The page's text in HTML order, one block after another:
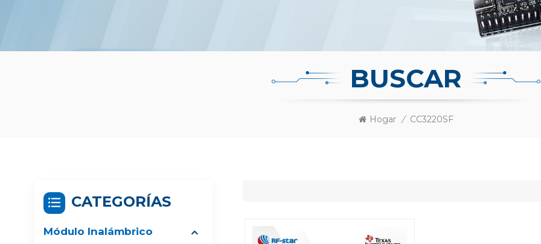
BUSCAR
Hogar / CC3220SF
CATEGORÍAS
Módulo Inalámbrico